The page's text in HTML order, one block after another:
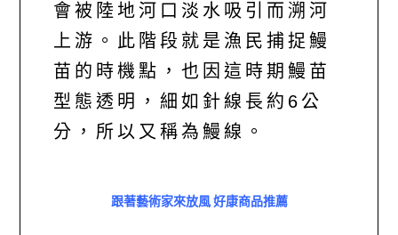
會被陸地河口淡水吸引而溯河
上游。此階段就是漁民捕捉鰻
苗的時機點，也因這時期鰻苗
型態透明，細如針線長約6公
分，所以又稱為鰻線。
跟著藝術家來放風 好康商品推薦